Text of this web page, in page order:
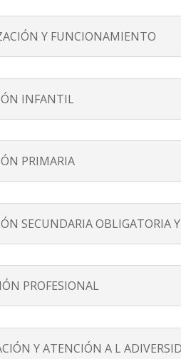
Y FUNCIONAMIENTO
INFANTIL
PRIMARIA
SECUNDARIA OBLIGATORIA
PROFESIONAL
Y ATENCIÓN A L